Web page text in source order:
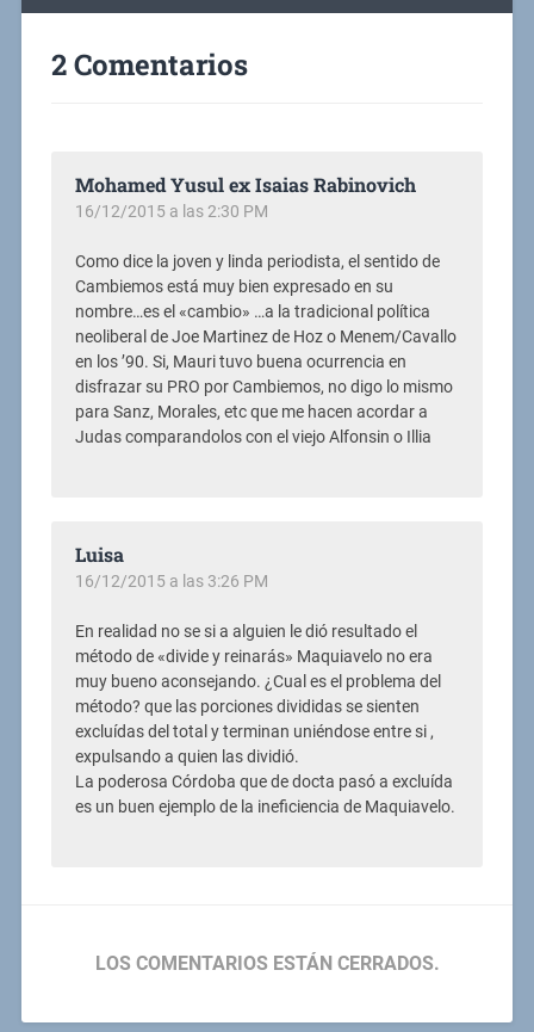
2 Comentarios
Mohamed Yusul ex Isaias Rabinovich
16/12/2015 a las 2:30 PM
Como dice la joven y linda periodista, el sentido de
Cambiemos está muy bien expresado en su
nombre…es el «cambio» …a la tradicional política
neoliberal de Joe Martinez de Hoz o Menem/Cavallo
en los ’90. Si, Mauri tuvo buena ocurrencia en
disfrazar su PRO por Cambiemos, no digo lo mismo
para Sanz, Morales, etc que me hacen acordar a
Judas comparandolos con el viejo Alfonsin o Illia
Luisa
16/12/2015 a las 3:26 PM
En realidad no se si a alguien le dió resultado el
método de «divide y reinarás» Maquiavelo no era
muy bueno aconsejando. ¿Cual es el problema del
método? que las porciones divididas se sienten
excluídas del total y terminan uniéndose entre si ,
expulsando a quien las dividió.
La poderosa Córdoba que de docta pasó a excluída
es un buen ejemplo de la ineficiencia de Maquiavelo.
LOS COMENTARIOS ESTÁN CERRADOS.